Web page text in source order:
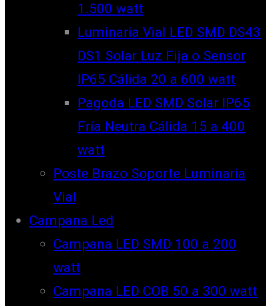
1.500 watt
Luminaria Vial LED SMD DS43
DS1 Solar Luz Fija o Sensor
IP65 Cálida 20 a 600 watt
Pagoda LED SMD Solar IP65
Fría Neutra Cálida 15 a 400
watt
Poste Brazo Soporte Luminaria
Vial
Campana Led
Campana LED SMD 100 a 200
watt
Campana LED COB 50 a 300 watt